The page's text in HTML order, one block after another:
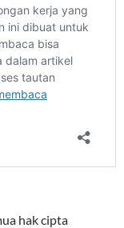
hak cipta